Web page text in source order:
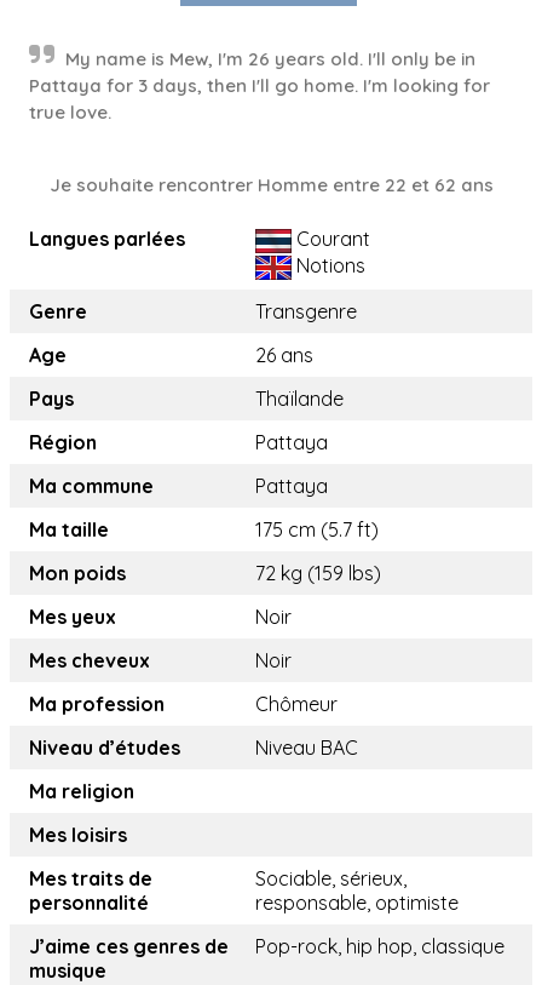
My name is Mew, I'm 26 years old. I'll only be in
Pattaya for 3 days, then I'll go home. I'm looking for
true love.
Je souhaite rencontrer Homme entre 22 et 62 ans
Langues parlées
Courant
Notions
Genre
Transgenre
Age
26 ans
Pays
Thaïlande
Région
Pattaya
Ma commune
Pattaya
Ma taille
175 cm (5.7 ft)
Mon poids
72 kg (159 lbs)
Mes yeux
Noir
Mes cheveux
Noir
Ma profession
Chômeur
Niveau d’études
Niveau BAC
Ma religion
Mes loisirs
Mes traits de
personnalité
Sociable, sérieux,
responsable, optimiste
J’aime ces genres de
musique
Pop-rock, hip hop, classique